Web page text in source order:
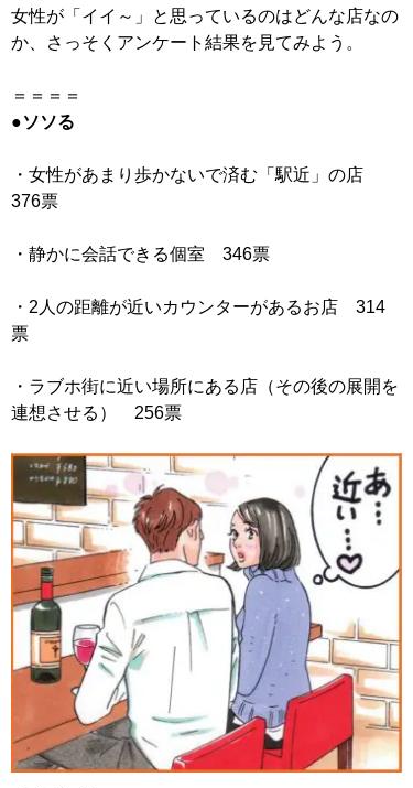
女性が「イイ～」と思っているのはどんな店なの
か、さっそくアンケート結果を見てみよう。
●ソソる
・女性があまり歩かないで済む「駅近」の店
376票
・静かに会話できる個室 346票
・2人の距離が近いカウンターがあるお店 314
票
・ラブホ街に近い場所にある店（その後の展開を
連想させる） 256票